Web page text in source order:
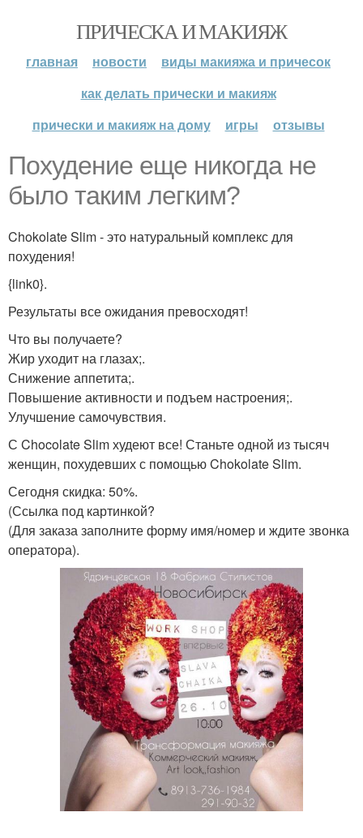
ПРИЧЕСКА И МАКИЯЖ
главная новости
виды макияжа и причесок
как делать прически и макияж
прически и макияж на дому
игры отзывы
Похудение еще никогда не
было таким легким?
Chokolate Slim - это натуральный комплекс для
похудения!
{link0}.
Результаты все ожидания превосходят!
Что вы получаете?
Жир уходит на глазах;.
Снижение аппетита;.
Повышение активности и подъем настроения;.
Улучшение самочувствия.
С Chocolate Slim худеют все! Станьте одной из тысяч
женщин, похудевших с помощью Chokolate Slim.
Сегодня скидка: 50%.
(Ссылка под картинкой?
(Для заказа заполните форму имя/номер и ждите звонка
оператора).